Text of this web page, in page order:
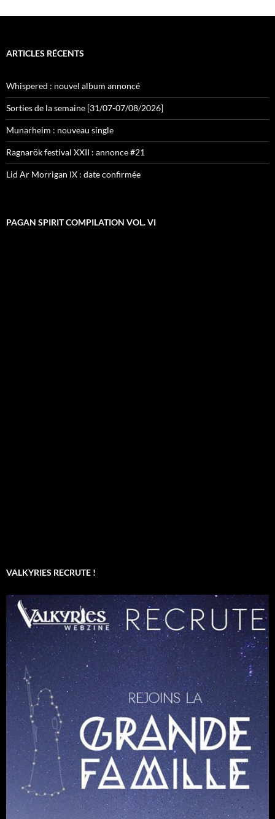
ARTICLES RÉCENTS
Whispered : nouvel album annoncé
Sorties de la semaine [31/07-07/08/2026]
Munarheim : nouveau single
Ragnarök festival XXII : annonce #21
Lid Ar Morrigan IX : date confirmée
PAGAN SPIRIT COMPILATION VOL. VI
VALKYRIES RECRUTE !